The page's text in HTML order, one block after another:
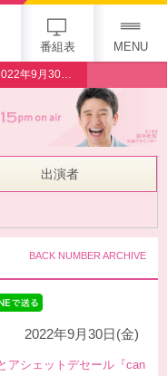
番組表 MENU
日（金）【きょうくま！】NEW OPEN！焼き菓子とアシェットデセール『canvas me』
出演者
BACK NUMBER ARCHIVE
2022年9月30日(金)
アシェットデセール『can